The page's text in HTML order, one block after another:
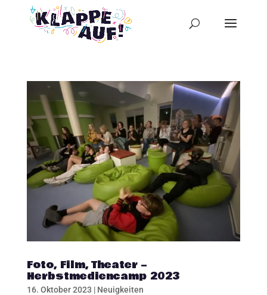
Foto, Film, Theater –
Herbstmediencamp 2023
16. Oktober 2023 | Neuigkeiten